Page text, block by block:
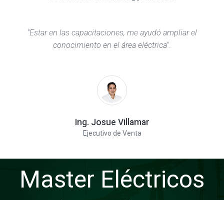
"Estar en las capacitaciones, me ayudó ampliar el
conocimiento en el área eléctrica".
Ing. Josue Villamar
Ejecutivo de Venta
Master Eléctricos